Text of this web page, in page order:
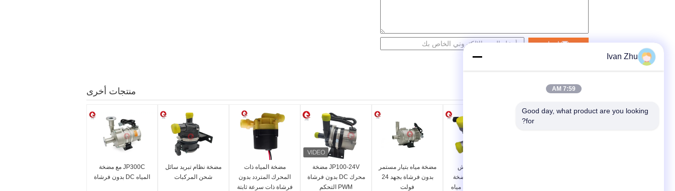
اتصل
منتجات أخرى
JP300C مع مضخة
المياه DC بدون فرشاة
مضخة نظام تبريد سائل
شحن المركبات
مضخة المياه ذات
المحرك المتردد بدون
فرشاة ذات سرعة ثابتة
JP100-24V مضخة
محرك DC بدون فرشاة
PWM التحكم
مضخة مياه بتيار مستمر
بدون فرشاة بجهد 24
فولت
8000L / H فرش
العاصمة موتور مضخة
مياه التبريد مضخة مياه
Ivan Zhu
7:59 AM
Good day, what product are you looking
for?